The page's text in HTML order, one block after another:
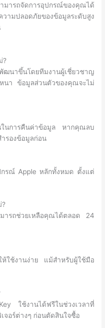
มารถจัดการอุปกรณ์ของคุณได้
มปลอดภัยของข้อมูลระดับสูง
?
ฒนาขึ้นโดยทีมงานผู้เชี่ยวชาญ
นา ข้อมูลส่วนตัวของคุณจะไม่
นการคืนค่าข้อมูล หากคุณลบ
รองข้อมูลก่อน
กรณ์ Apple หลักทั้งหมด ตั้งแต่
รถช่วยเหลือคุณได้ตลอด 24
ใช้งานง่าย แม้สำหรับผู้ใช้มือ
ใช้งานได้ฟรีในช่วงเวลาที่
จอร์ต่างๆ ก่อนตัดสินใจซื้อ